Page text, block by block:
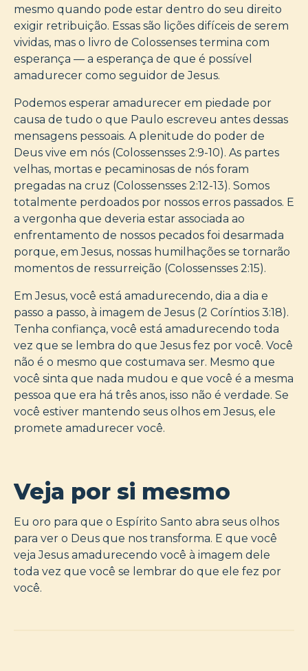
mesmo quando pode estar dentro do seu direito
exigir retribuição. Essas são lições difíceis de serem
vividas, mas o livro de Colossenses termina com
esperança — a esperança de que é possível
amadurecer como seguidor de Jesus.
Podemos esperar amadurecer em piedade por
causa de tudo o que Paulo escreveu antes dessas
mensagens pessoais. A plenitude do poder de
Deus vive em nós (Colossensses 2:9-10). As partes
velhas, mortas e pecaminosas de nós foram
pregadas na cruz (Colossensses 2:12-13). Somos
totalmente perdoados por nossos erros passados. E
a vergonha que deveria estar associada ao
enfrentamento de nossos pecados foi desarmada
porque, em Jesus, nossas humilhações se tornarão
momentos de ressurreição (Colossensses 2:15).
Em Jesus, você está amadurecendo, dia a dia e
passo a passo, à imagem de Jesus (2 Coríntios 3:18).
Tenha confiança, você está amadurecendo toda
vez que se lembra do que Jesus fez por você. Você
não é o mesmo que costumava ser. Mesmo que
você sinta que nada mudou e que você é a mesma
pessoa que era há três anos, isso não é verdade. Se
você estiver mantendo seus olhos em Jesus, ele
promete amadurecer você.
Veja por si mesmo
Eu oro para que o Espírito Santo abra seus olhos
para ver o Deus que nos transforma. E que você
veja Jesus amadurecendo você à imagem dele
toda vez que você se lembrar do que ele fez por
você.